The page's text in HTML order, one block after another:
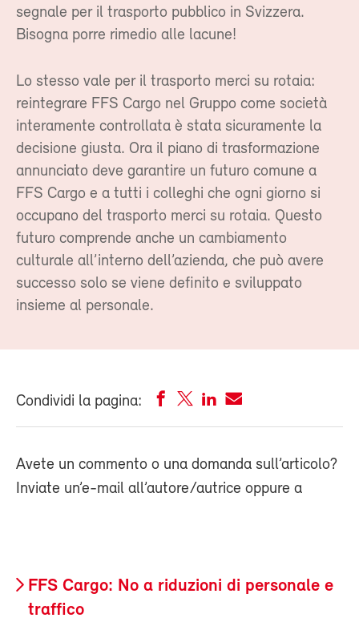
segnale per il trasporto pubblico in Svizzera.
Bisogna porre rimedio alle lacune!
Lo stesso vale per il trasporto merci su rotaia:
reintegrare FFS Cargo nel Gruppo come società
interamente controllata è stata sicuramente la
decisione giusta. Ora il piano di trasformazione
annunciato deve garantire un futuro comune a
FFS Cargo e a tutti i colleghi che ogni giorno si
occupano del trasporto merci su rotaia. Questo
futuro comprende anche un cambiamento
culturale all’interno dell’azienda, che può avere
successo solo se viene definito e sviluppato
insieme al personale.
Condividi la pagina:
Avete un commento o una domanda sull’articolo?
Inviate un’e-mail all’autore/autrice oppure a
FFS Cargo: No a riduzioni di personale e
traffico